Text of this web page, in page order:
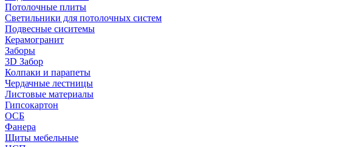
Потолочные плиты
Светильники для потолочных систем
Подвесные сиситемы
Керамогранит
Заборы
3D Забор
Колпаки и парапеты
Чердачные лестницы
Листовые материалы
Гипсокартон
ОСБ
Фанера
Щиты мебельные